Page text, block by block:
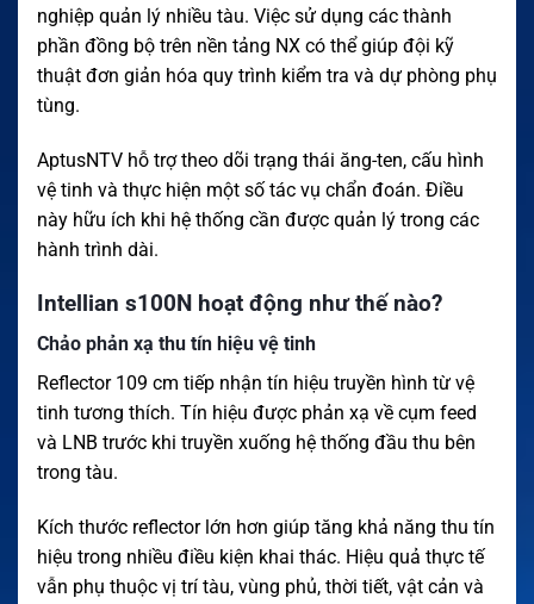
nghiệp quản lý nhiều tàu. Việc sử dụng các thành
phần đồng bộ trên nền tảng NX có thể giúp đội kỹ
thuật đơn giản hóa quy trình kiểm tra và dự phòng phụ
tùng.
AptusNTV hỗ trợ theo dõi trạng thái ăng-ten, cấu hình
vệ tinh và thực hiện một số tác vụ chẩn đoán. Điều
này hữu ích khi hệ thống cần được quản lý trong các
hành trình dài.
Intellian s100N hoạt động như thế nào?
Chảo phản xạ thu tín hiệu vệ tinh
Reflector 109 cm tiếp nhận tín hiệu truyền hình từ vệ
tinh tương thích. Tín hiệu được phản xạ về cụm feed
và LNB trước khi truyền xuống hệ thống đầu thu bên
trong tàu.
Kích thước reflector lớn hơn giúp tăng khả năng thu tín
hiệu trong nhiều điều kiện khai thác. Hiệu quả thực tế
vẫn phụ thuộc vị trí tàu, vùng phủ, thời tiết, vật cản và